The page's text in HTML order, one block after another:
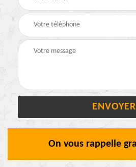
On vous rappelle